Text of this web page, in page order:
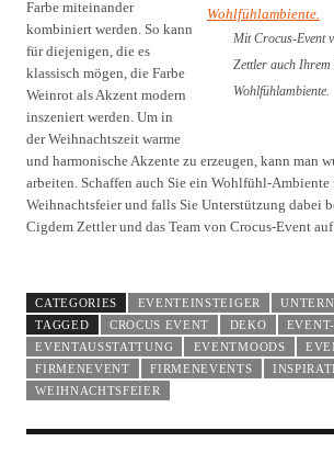
Mit Crocus-Event
Zettler auch Ihrem
Wohlfühlambiente.
Farbe miteinander
kombiniert werden. So kann
für diejenigen, die es
klassisch mögen, die Farbe
Weinrot als Akzent modern
inszeniert werden. Um in
der Weihnachtszeit warme
und harmonische Akzente zu erzeugen, kann man
arbeiten. Schaffen auch Sie ein Wohlfühl-Ambiente
Weihnachtsfeier und falls Sie Unterstützung dabei
Cigdem Zettler und das Team von Crocus-Event
CATEGORIES EVENTEINSTEIGER
TAGGED
CROCUS EVENT DEKO
EVENTAUSSTATTUNG
EVENTMOODS
FIRMENEVENT
FIRMENEVENTS
WEIHNACHTSFEIER